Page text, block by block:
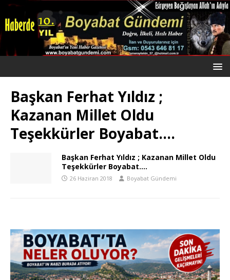
Başkan Ferhat Yıldız ;
Kazanan Millet Oldu
Teşekkürler Boyabat….
Başkan Ferhat Yıldız ; Kazanan Millet Oldu
Teşekkürler Boyabat….
26 Haziran 2018 Boyabat Gündemi